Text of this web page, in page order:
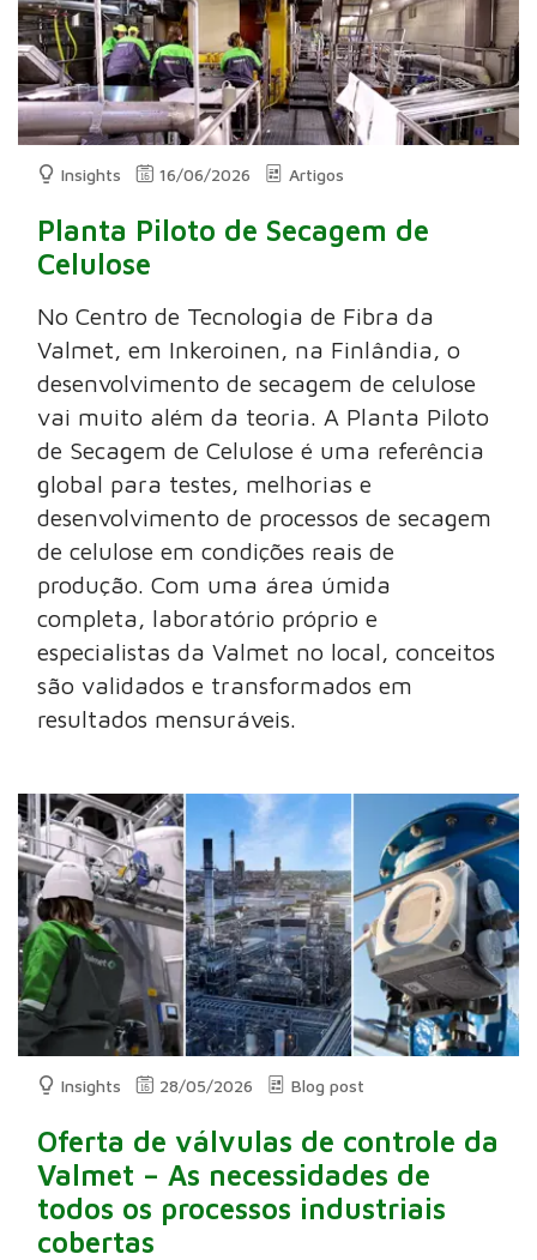
Insights 16/06/2026 Artigos
Planta Piloto de Secagem de
Celulose
No Centro de Tecnologia de Fibra da
Valmet, em Inkeroinen, na Finlândia, o
desenvolvimento de secagem de celulose
vai muito além da teoria. A Planta Piloto
de Secagem de Celulose é uma referência
global para testes, melhorias e
desenvolvimento de processos de secagem
de celulose em condições reais de
produção. Com uma área úmida
completa, laboratório próprio e
especialistas da Valmet no local, conceitos
são validados e transformados em
resultados mensuráveis.
Insights 28/05/2026 Blog post
Oferta de válvulas de controle da
Valmet – As necessidades de
todos os processos industriais
cobertas